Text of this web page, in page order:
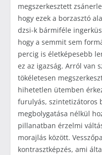
megszerkesztett
hogy ezek a borzasztó
dzsi-k bármiféle
hogy a semmit sem
percig is életképesebb
ez az igazság. Arról van
tökéletesen
hihetetlen ütemben
furulyás, szintetizátoros
megbolygatása nélkül
pillanatban érzelmi
morajlás között.
kontrasztképzés, ami